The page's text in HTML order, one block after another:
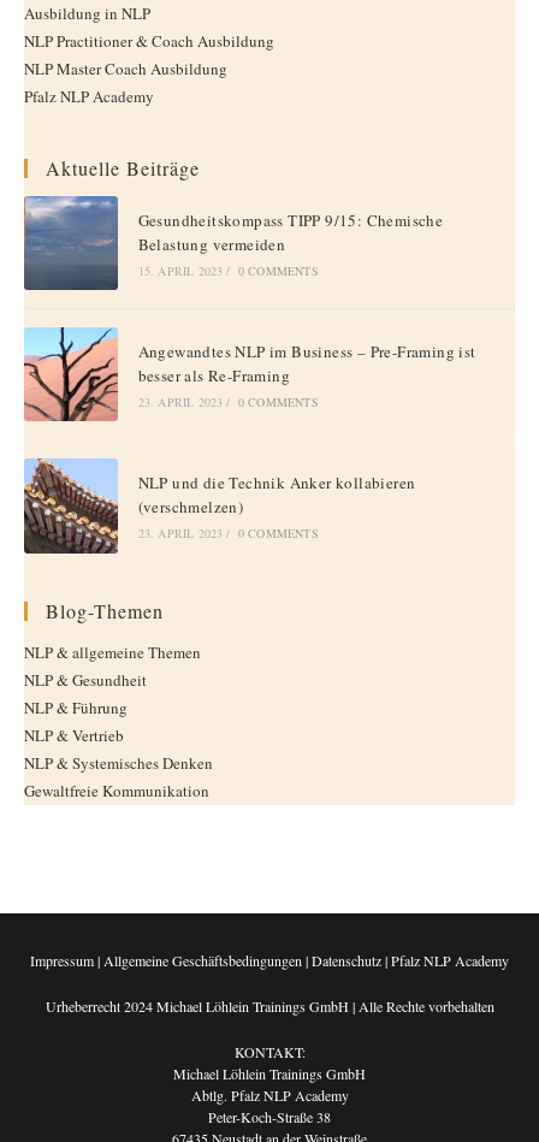
Ausbildung in NLP
NLP Practitioner & Coach Ausbildung
NLP Master Coach Ausbildung
Pfalz NLP Academy
Aktuelle Beiträge
Gesundheitskompass TIPP 9/15: Chemische
Belastung vermeiden
15. APRIL 2023 / 0 COMMENTS
Angewandtes NLP im Business – Pre-Framing ist
besser als Re-Framing
23. APRIL 2023 / 0 COMMENTS
NLP und die Technik Anker kollabieren
(verschmelzen)
23. APRIL 2023 / 0 COMMENTS
Blog-Themen
NLP & allgemeine Themen
NLP & Gesundheit
NLP & Führung
NLP & Vertrieb
NLP & Systemisches Denken
Gewaltfreie Kommunikation
Impressum| Allgemeine Geschäftsbedingungen |Datenschutz|Pfalz NLP Academy
Urheberrecht 2024 Michael Löhlein Trainings GmbH | Alle Rechte vorbehalten
KONTAKT:
Michael Löhlein Trainings GmbH
Abtlg. Pfalz NLP Academy
Peter-Koch-Straße 38
67435 Neustadt an der Weinstraße